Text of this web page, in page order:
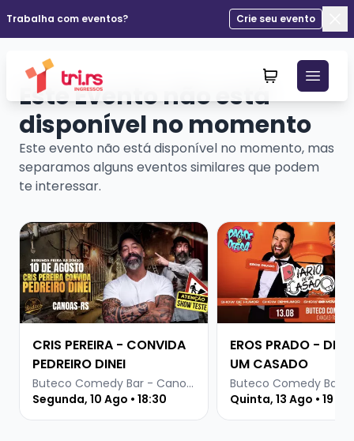
Trabalha com eventos?
Crie seu evento
Este Evento não está
disponível no momento
Este evento não está disponível no momento, mas
separamos alguns eventos similares que podem
te interessar.
Veja mais sobre CRIS PEREIRA - CONVIDA PEDREIRO
CRIS PEREIRA - CONVIDA
PEDREIRO DINEI
Buteco Comedy Bar - Canoas
Segunda, 10 Ago • 18:30
Veja mais sobre
EROS PRADO -
UM CASADO
Quinta, 13 Ago • 19